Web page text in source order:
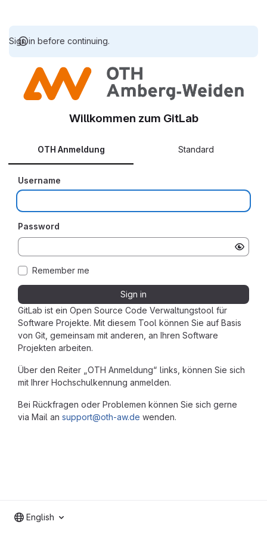
Sign in before continuing.
GitLab ist ein Open Source Code Verwaltungstool für
Software Projekte. Mit diesem Tool können Sie auf Basis
von Git, gemeinsam mit anderen, an Ihren Software
Projekten arbeiten.
Über den Reiter „OTH Anmeldung“ links, können Sie sich
mit Ihrer Hochschulkennung anmelden.
Bei Rückfragen oder Problemen können Sie sich gerne
via Mail an support@oth-aw.de wenden.
Willkommen zum GitLab
OTH Anmeldung Standard
Username
Password
Remember me
Sign in
English